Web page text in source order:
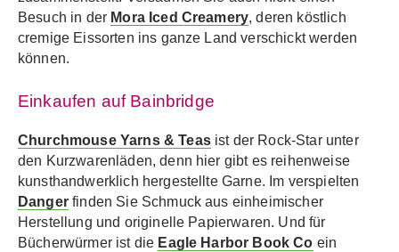
Besuch in der Mora Iced Creamery, deren köstlich
cremige Eissorten ins ganze Land verschickt werden
können.
Einkaufen auf Bainbridge
Churchmouse Yarns & Teasist der Rock-Star unter
den Kurzwarenläden, denn hier gibt es reihenweise
kunsthandwerklich hergestellte Garne. Im verspielten
Dangerfinden Sie Schmuck aus einheimischer
Herstellung und originelle Papierwaren. Und für
Bücherwürmer ist die Eagle Harbor Book Co ein